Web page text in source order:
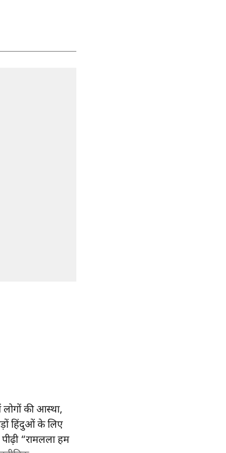
लोगों की आस्था,
हिंदुओं के लिए
“रामलला हम